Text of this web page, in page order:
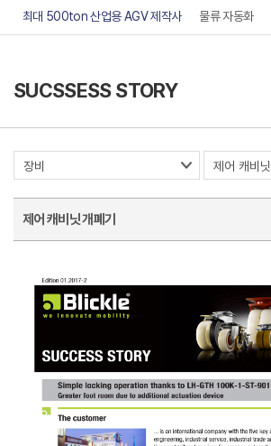
최대 500ton 산업용 AGV 제작사 물류 자동화
SUCSSESS STORY
제어 캐비닛 개폐기